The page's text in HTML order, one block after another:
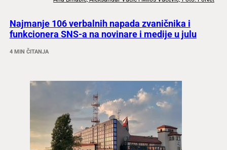
Najmanje 106 verbalnih napada zvaničnika i
funkcionera SNS-a na novinare i medije u julu
4 MIN ČITANJA